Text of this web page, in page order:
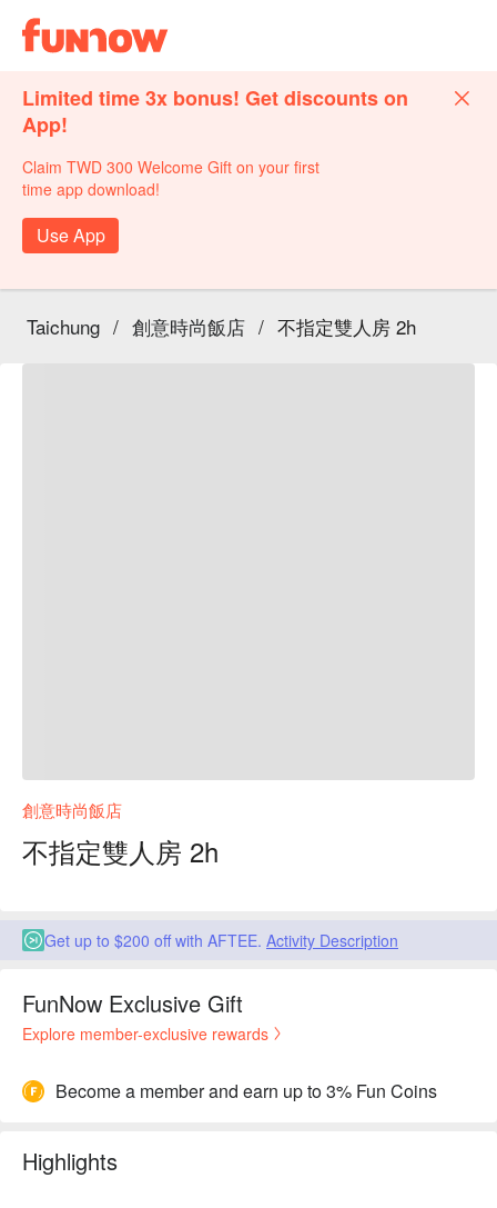
Limited time 3x bonus! Get discounts on
App!
Claim TWD 300 Welcome Gift on your first
time app download!
Use App
Taichung / 創意時尚飯店 / 不指定雙人房 2h
創意時尚飯店
不指定雙人房 2h
Get up to $200 off with AFTEE. Activity Description
FunNow Exclusive Gift
Explore member-exclusive rewards
Become a member and earn up to 3% Fun Coins
Highlights